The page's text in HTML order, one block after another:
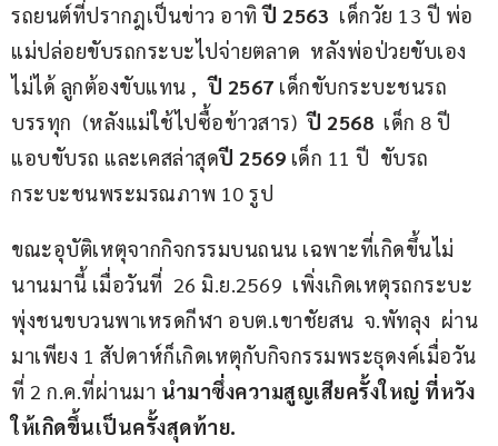
รถยนต์ที่ปรากฎเป็นข่าว อาทิ ปี 2563 เด็กวัย 13 ปี พ่อ
แม่ปล่อยขับรถกระบะไปจ่ายตลาด  หลังพ่อป่วยขับเอง
ไม่ได้ ลูกต้องขับแทน , ปี 2567 เด็กขับกระบะชนรถ
บรรทุก  (หลังแม่ใช้ไปซื้อข้าวสาร) ปี 2568 เด็ก 8 ปี
แอบขับรถ และเคสล่าสุดปี 2569 เด็ก 11 ปี  ขับรถ
กระบะชนพระมรณภาพ 10 รูป
ขณะอุบัติเหตุจากกิจกรรมบนถนน เฉพาะที่เกิดขึ้นไม่
นานมานี้ เมื่อวันที่  26 มิ.ย.2569  เพิ่งเกิดเหตุรถกระบะ
พุ่งชนขบวนพาเหรดกีฬา อบต.เขาชัยสน  จ.พัทลุง  ผ่าน
มาเพียง 1 สัปดาห์ก็เกิดเหตุกับกิจกรรมพระธุดงค์เมื่อวัน
ที่ 2 ก.ค.ที่ผ่านมา นำมาซึ่งความสูญเสียครั้งใหญ่ ที่หวัง
ให้เกิดขึ้นเป็นครั้งสุดท้าย.